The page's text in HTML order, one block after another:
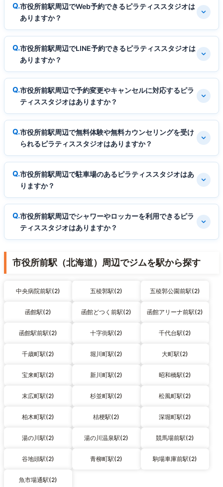
市役所前駅周辺でWeb予約できるピラティススタジオは
ありますか？
市役所前駅周辺でLINE予約できるピラティススタジオは
ありますか？
市役所前駅周辺で予約変更やキャンセルに対応するピラ
ティススタジオはありますか？
市役所前駅周辺で無料体験や無料カウンセリングを受け
られるピラティススタジオはありますか？
市役所前駅周辺で駐車場のあるピラティススタジオはあ
りますか？
市役所前駅周辺でシャワーやロッカーを利用できるピラ
ティススタジオはありますか？
市役所前駅（北海道）周辺でジムを駅から探す
中央病院前駅(2) 五稜郭駅(2) 五稜郭公園前駅(2)
函館駅(2) 函館どつく前駅(2) 函館アリーナ前駅(2)
函館駅前駅(2) 十字街駅(2) 千代台駅(2)
千歳町駅(2) 堀川町駅(2) 大町駅(2)
宝来町駅(2) 新川町駅(2) 昭和橋駅(2)
末広町駅(2) 杉並町駅(2) 松風町駅(2)
柏木町駅(2) 桔梗駅(2) 深堀町駅(2)
湯の川駅(2) 湯の川温泉駅(2) 競馬場前駅(2)
谷地頭駅(2) 青柳町駅(2) 駒場車庫前駅(2)
魚市場通駅(2)